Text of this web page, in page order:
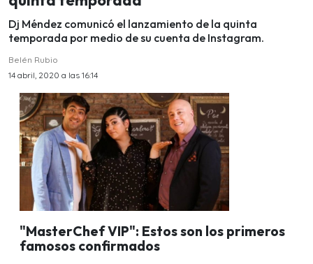
Dj Méndez comunicó el lanzamiento de la quinta
temporada por medio de su cuenta de Instagram.
Belén Rubio
14 abril, 2020 a las 16:14
"MasterChef VIP": Estos son los primeros
famosos confirmados